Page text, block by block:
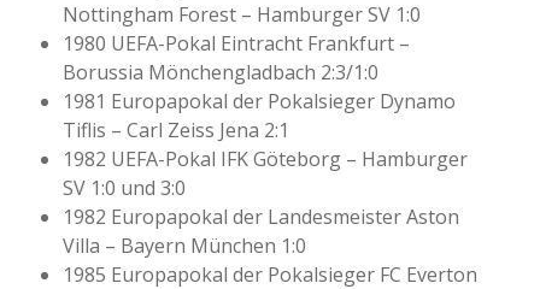
Nottingham Forest – Hamburger SV 1:0
1980 UEFA-Pokal Eintracht Frankfurt –
Borussia Mönchengladbach 2:3/1:0
1981 Europapokal der Pokalsieger Dynamo
Tiflis – Carl Zeiss Jena 2:1
1982 UEFA-Pokal IFK Göteborg – Hamburger
SV 1:0 und 3:0
1982 Europapokal der Landesmeister Aston
Villa – Bayern München 1:0
1985 Europapokal der Pokalsieger FC Everton